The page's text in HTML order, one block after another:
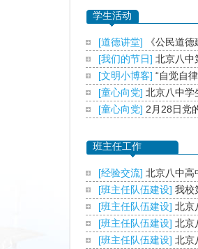
学生活动
[道德讲堂]
《公民道
[我们的节日] 北京八中
[文明小博客] “自觉自
[童心向党] 北京八中学
[童心向党] 2月28日党
班主任工作
[经验交流] 北京八中高
[班主任队伍建设] 我校
[班主任队伍建设] 北京
[班主任队伍建设] 北京
[班主任队伍建设] 北京